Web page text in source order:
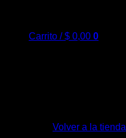
Carrito /$ 0,00 0
Volver a la tienda